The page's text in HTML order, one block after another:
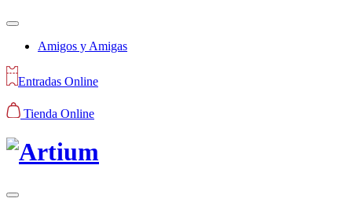
Amigos y Amigas
Entradas Online
Tienda Online